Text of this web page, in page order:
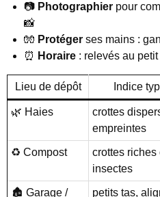
📷 Photographier pour
📸
🧤 Protéger ses mains :
⏰ Horaire : relevés au
Lieu de dépôt Indice
🌿 Haies
crottes
empreintes
♻️ Compost
crottes riches
insectes
🏚️ Garage /
petits tas,